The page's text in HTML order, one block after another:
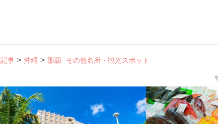
記事 沖縄 那覇 その他名所・観光スポット